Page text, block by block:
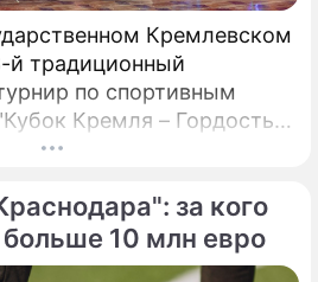
Кремлевском
й традиционный
по спортивным
Кремля – Гордость
Танцевального
деятель искусств РФ,
страна
за кого
10 млн евро